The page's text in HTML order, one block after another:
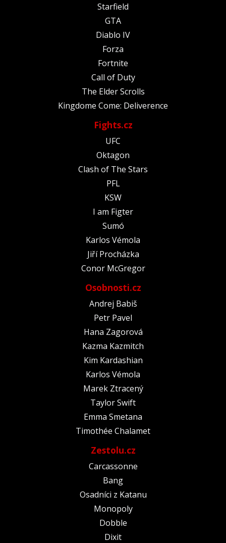
Starfield
GTA
Diablo IV
Forza
Fortnite
Call of Duty
The Elder Scrolls
Kingdome Come: Deliverence
Fights.cz
UFC
Oktagon
Clash of The Stars
PFL
KSW
I am Figter
Sumó
Karlos Vémola
Jiří Procházka
Conor McGregor
Osobnosti.cz
Andrej Babiš
Petr Pavel
Hana Zagorová
Kazma Kazmitch
Kim Kardashian
Karlos Vémola
Marek Ztracený
Taylor Swift
Emma Smetana
Timothée Chalamet
Zestolu.cz
Carcassonne
Bang
Osadníci z Katanu
Monopoly
Dobble
Dixit